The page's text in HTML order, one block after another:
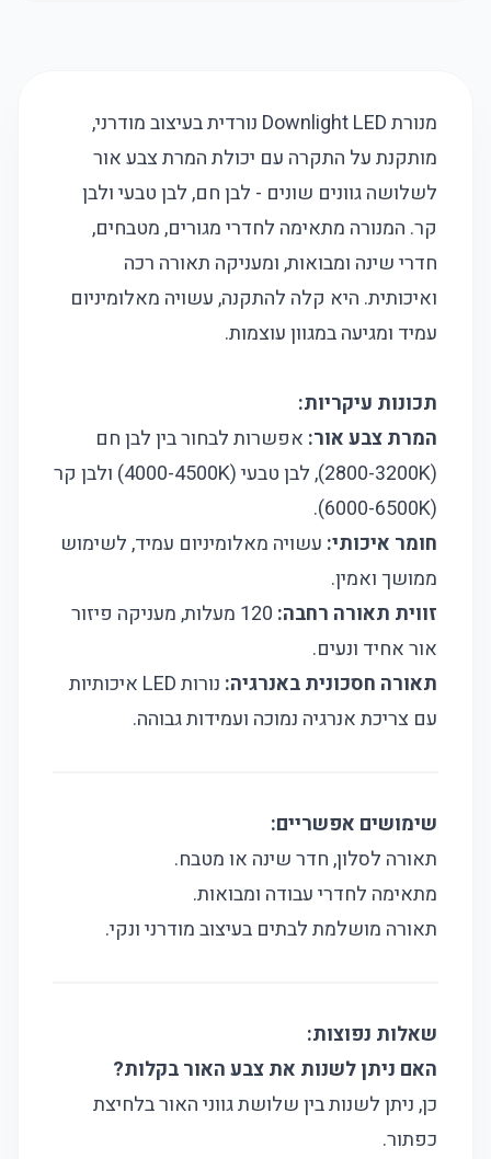
מנורת Downlight LED נורדית בעיצוב מודרני,
מותקנת על התקרה עם יכולת המרת צבע אור
לשלושה גוונים שונים - לבן חם, לבן טבעי ולבן
קר. המנורה מתאימה לחדרי מגורים, מטבחים,
חדרי שינה ומבואות, ומעניקה תאורה רכה
ואיכותית. היא קלה להתקנה, עשויה מאלומיניום
עמיד ומגיעה במגוון עוצמות.
תכונות עיקריות:
המרת צבע אור: אפשרות לבחור בין לבן חם
(2800-3200K), לבן טבעי (4000-4500K) ולבן קר
(6000-6500K).
חומר איכותי: עשויה מאלומיניום עמיד, לשימוש
ממושך ואמין.
זווית תאורה רחבה:
120 מעלות, מעניקה פיזור
אור אחיד ונעים.
תאורה חסכונית באנרגיה:
נורות LED איכותיות
עם צריכת אנרגיה נמוכה ועמידות גבוהה.
שימושים אפשריים:
תאורה לסלון, חדר שינה או מטבח.
מתאימה לחדרי עבודה ומבואות.
תאורה מושלמת לבתים בעיצוב מודרני ונקי.
שאלות נפוצות:
האם ניתן לשנות את צבע האור בקלות?
כן, ניתן לשנות בין שלושת גווני האור בלחיצת
כפתור.